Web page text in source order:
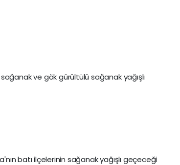
ve gök gürültülü sağanak yağışlı
batı ilçelerinin sağanak yağışlı geçeceği